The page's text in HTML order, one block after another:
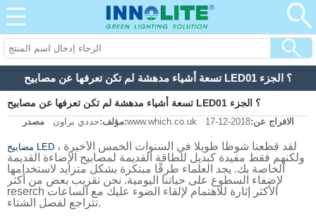
تسعة أشياء مدهشة لم تكن تعرفها عن مصابيح LED؟ الجزء 01
تسعة أشياء مدهشة لم تكن تعرفها عن مصابيح LED؟ الجزء 01
مؤلف:حددي براون مصدر:www.which.co.uk الافراج عن:2018-12-17
مصابيح LED
ولكنهم فقط مفيدة كبديل للطاقة القديمة لمصابيح الإضاءة القديمة
الخاصة بك. يجد العلماء طرقًا مبتكرة بشكل متزايد لاستخدامها
لإضفاء السطوع على حياتنا اليومية. نحن تقريب بعض من أكثر
reserch الأكثر إثارة للاهتمام لإلقاء الضوء عليك مع الساعات
تتراجع لفصل الشتاء.